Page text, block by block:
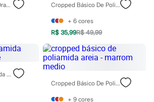
Cropped Feminino Drapeado Em Malha Preto Cropped Básico De Poliamida Areia - Verde Mate
+ 6 cores
R$ 35,99R$ 49,99
Cropped De Poliamida Manga Curta Bege
Cropped Básico De Poliamida Areia - Marrom Medio
+ 9 cores